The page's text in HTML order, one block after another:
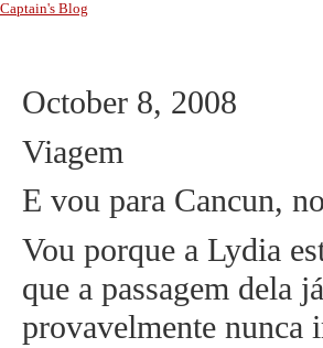
Captain's Blog
October 8, 2008
Viagem
E vou para Cancun,
Vou porque a Lydia
que a passagem dela
provavelmente nunca